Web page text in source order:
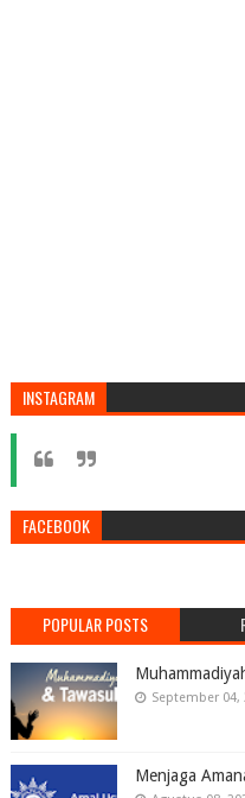
INSTAGRAM
FACEBOOK
POPULAR POSTS
September 04,
Menjaga